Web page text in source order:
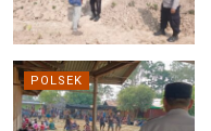
POLSEK